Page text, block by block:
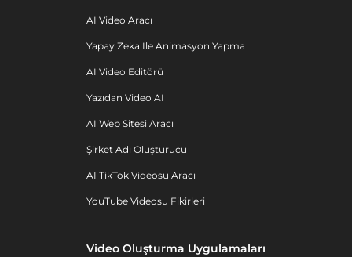
AI Video Aracı
Yapay Zeka Ile Animasyon Yapma
AI Video Editörü
Yazıdan Video AI
AI Web Sitesi Aracı
Şirket Adı Oluşturucu
AI TikTok Videosu Aracı
YouTube Videosu Fikirleri
Video Oluşturma Uygulamaları